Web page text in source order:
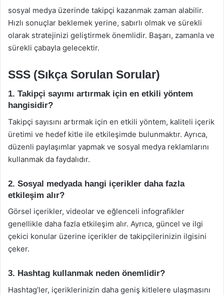
sosyal medya üzerinde takipçi kazanmak zaman alabilir.
Hızlı sonuçlar beklemek yerine, sabırlı olmak ve sürekli
olarak stratejinizi geliştirmek önemlidir. Başarı, zamanla ve
sürekli çabayla gelecektir.
SSS (Sıkça Sorulan Sorular)
1. Takipçi sayımı artırmak için en etkili yöntem
hangisidir?
Takipçi sayısını artırmak için en etkili yöntem, kaliteli içerik
üretimi ve hedef kitle ile etkileşimde bulunmaktır. Ayrıca,
düzenli paylaşımlar yapmak ve sosyal medya reklamlarını
kullanmak da faydalıdır.
2. Sosyal medyada hangi içerikler daha fazla
etkileşim alır?
Görsel içerikler, videolar ve eğlenceli infografikler
genellikle daha fazla etkileşim alır. Ayrıca, güncel ve ilgi
çekici konular üzerine içerikler de takipçilerinizin ilgisini
çeker.
3. Hashtag kullanmak neden önemlidir?
Hashtag’ler, içeriklerinizin daha geniş kitlelere ulaşmasını